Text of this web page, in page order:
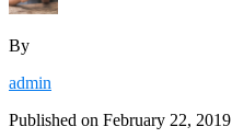
By
admin
Published on February 22, 2019